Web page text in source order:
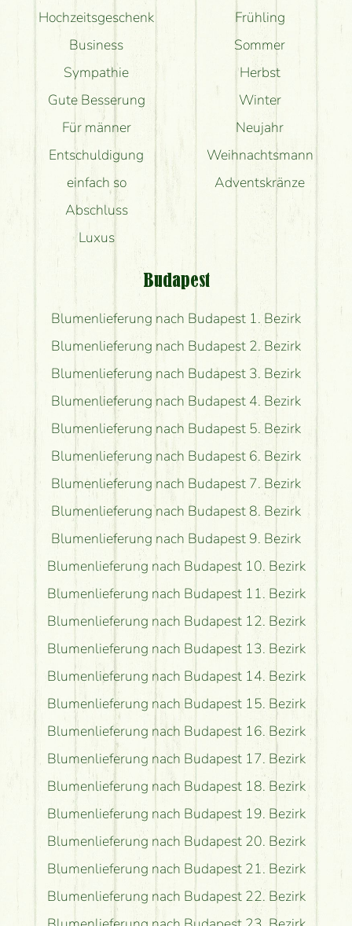
Hochzeitsgeschenk
Business
Sympathie
Gute Besserung
Für männer
Entschuldigung
einfach so
Abschluss
Luxus
Frühling
Sommer
Herbst
Winter
Neujahr
Weihnachtsmann
Adventskränze
Budapest
Blumenlieferung nach Budapest 1. Bezirk
Blumenlieferung nach Budapest 2. Bezirk
Blumenlieferung nach Budapest 3. Bezirk
Blumenlieferung nach Budapest 4. Bezirk
Blumenlieferung nach Budapest 5. Bezirk
Blumenlieferung nach Budapest 6. Bezirk
Blumenlieferung nach Budapest 7. Bezirk
Blumenlieferung nach Budapest 8. Bezirk
Blumenlieferung nach Budapest 9. Bezirk
Blumenlieferung nach Budapest 10. Bezirk
Blumenlieferung nach Budapest 11. Bezirk
Blumenlieferung nach Budapest 12. Bezirk
Blumenlieferung nach Budapest 13. Bezirk
Blumenlieferung nach Budapest 14. Bezirk
Blumenlieferung nach Budapest 15. Bezirk
Blumenlieferung nach Budapest 16. Bezirk
Blumenlieferung nach Budapest 17. Bezirk
Blumenlieferung nach Budapest 18. Bezirk
Blumenlieferung nach Budapest 19. Bezirk
Blumenlieferung nach Budapest 20. Bezirk
Blumenlieferung nach Budapest 21. Bezirk
Blumenlieferung nach Budapest 22. Bezirk